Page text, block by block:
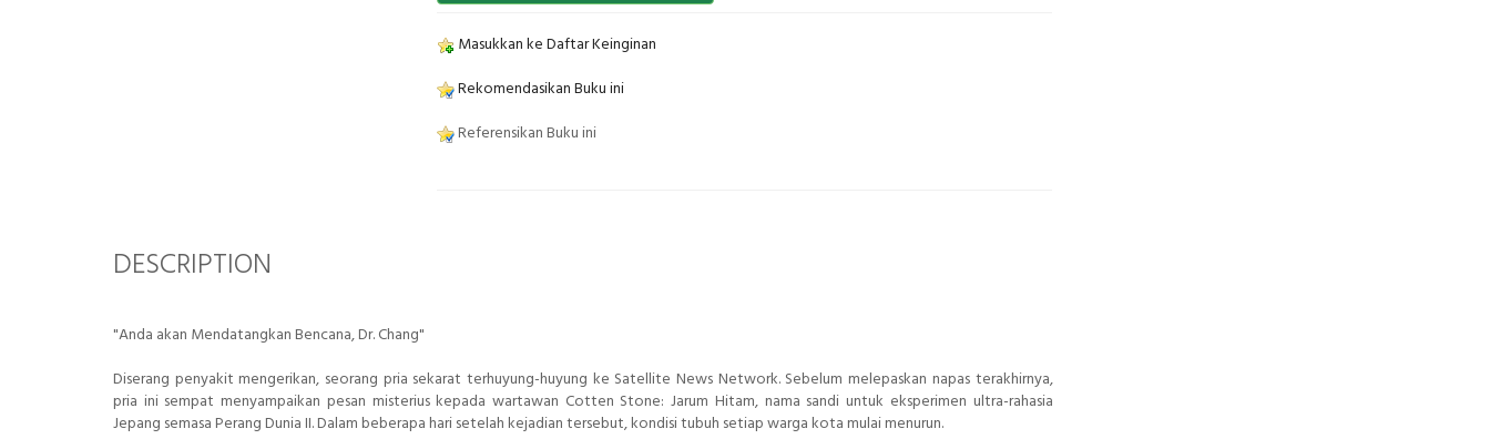
Masukkan ke Daftar Keinginan
Rekomendasikan Buku ini
Referensikan Buku ini
DESCRIPTION
"Anda akan Mendatangkan Bencana, Dr. Chang"
Diserang penyakit mengerikan, seorang pria sekarat terhuyung-huyung ke Satellite News Network. Sebelum melepaskan napas terakhirnya,
pria ini sempat menyampaikan pesan misterius kepada wartawan Cotten Stone: Jarum Hitam, nama sandi untuk eksperimen ultra-rahasia
Jepang semasa Perang Dunia II. Dalam beberapa hari setelah kejadian tersebut, kondisi tubuh setiap warga kota mulai menurun.